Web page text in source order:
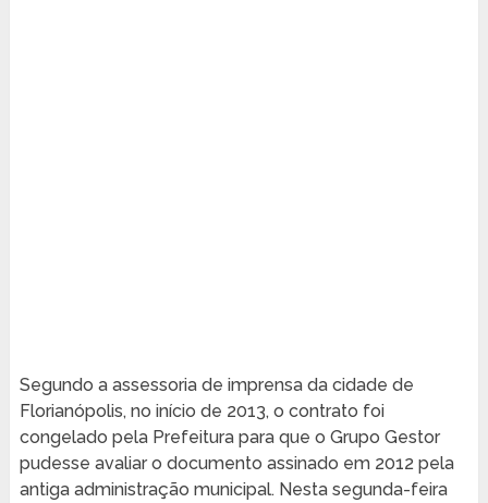
Segundo a assessoria de imprensa da cidade de
Florianópolis, no início de 2013, o contrato foi
congelado pela Prefeitura para que o Grupo Gestor
pudesse avaliar o documento assinado em 2012 pela
antiga administração municipal. Nesta segunda-feira